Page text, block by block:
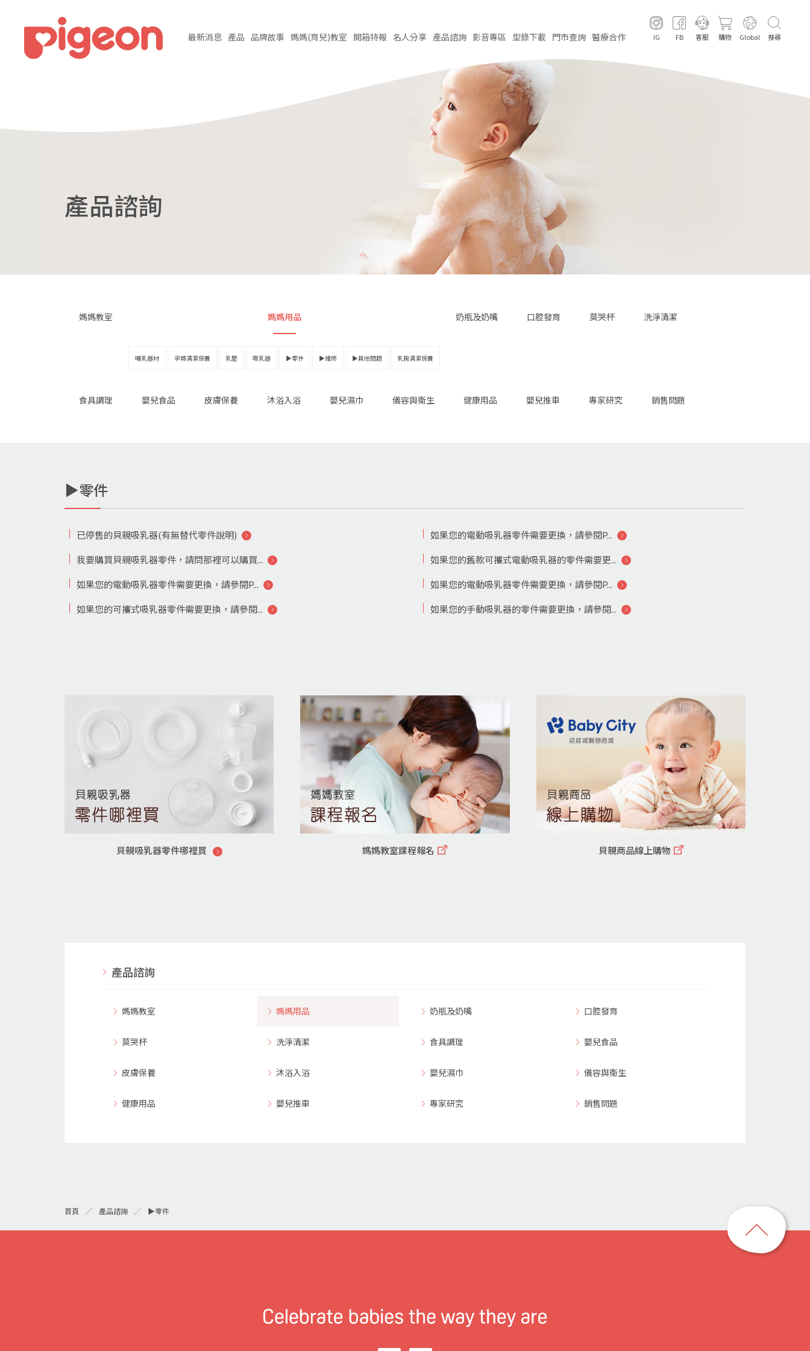
最新消息 產品 品牌故事 媽媽(育兒)教室 開箱特報 名人分享 產品諮詢 影音專區 型錄下載 門市查詢 醫療合作 IG FB 客服 購物 Global 搜尋
產品諮詢
媽媽教室 媽媽用品
哺乳器材 孕婦清潔保養 乳墊 吸乳器 ▶零件 ▶維修 ▶其他問題 乳房清潔保養
奶瓶及奶嘴 口腔發育 莫哭杯 洗淨清潔
食具調理 嬰兒食品 皮膚保養 沐浴入浴 嬰兒濕巾 儀容與衛生 健康用品 嬰兒推車 專家研究 銷售問題
▶零件
已停售的貝親吸乳器(有無替代零件說明)
如果您的電動吸乳器零件需要更換，請參閱P...
我要購買貝親吸乳器零件，請問那裡可以購買...
如果您的舊款可攜式電動吸乳器的零件需要更...
如果您的電動吸乳器零件需要更換，請參閱P...
如果您的電動吸乳器零件需要更換，請參閱P...
如果您的可攜式吸乳器零件需要更換，請參閱...
如果您的手動吸乳器的零件需要更換，請參閱...
貝親吸乳器零件哪裡買 媽媽教室課程報名 貝親商品線上購物
產品諮詢
媽媽教室 媽媽用品 奶瓶及奶嘴 口腔發育
莫哭杯 洗淨清潔 食具調理 嬰兒食品
皮膚保養 沐浴入浴 嬰兒濕巾 儀容與衛生
健康用品 嬰兒推車 專家研究 銷售問題
首頁 產品諮詢 ▶零件
回
到
頁